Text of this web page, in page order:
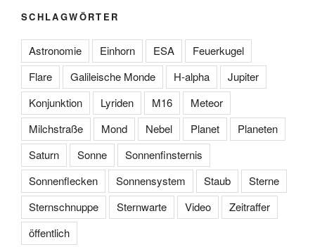
SCHLAGWÖRTER
Astronomie Einhorn ESA
Feuerkugel
Flare
Galileische Monde H-alpha
Jupiter
Konjunktion
Lyriden M16
Meteor
Milchstraße
Mond Nebel Planet
Planeten
Saturn
Sonne
Sonnenfinsternis
Sonnenflecken
Sonnensystem Staub
Sterne
Sternschnuppe
Sternwarte Video
Zeitraffer
öffentlich